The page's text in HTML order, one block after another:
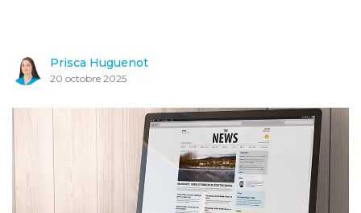
Prisca Huguenot
20 octobre 2025